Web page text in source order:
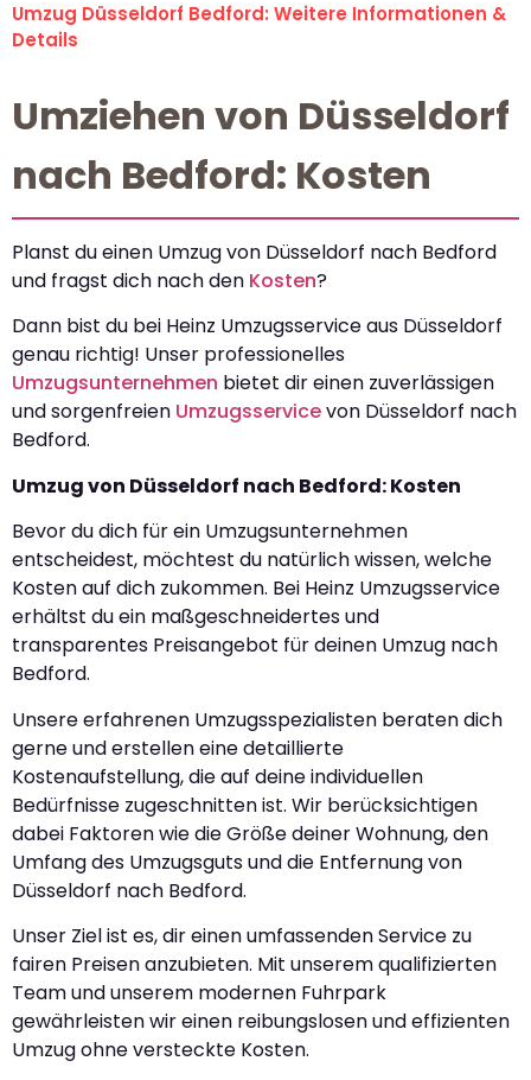
Umzug Düsseldorf Bedford: Weitere Informationen &
Details
Umziehen von Düsseldorf
nach Bedford: Kosten
Planst du einen Umzug von Düsseldorf nach Bedford
und fragst dich nach den Kosten?
Dann bist du bei Heinz Umzugsservice aus Düsseldorf
genau richtig! Unser professionelles
Umzugsunternehmen bietet dir einen zuverlässigen
und sorgenfreien Umzugsservicevon Düsseldorf nach
Bedford.
Umzug von Düsseldorf nach Bedford: Kosten
Bevor du dich für ein Umzugsunternehmen
entscheidest, möchtest du natürlich wissen, welche
Kosten auf dich zukommen. Bei Heinz Umzugsservice
erhältst du ein maßgeschneidertes und
transparentes Preisangebot für deinen Umzug nach
Bedford.
Unsere erfahrenen Umzugsspezialisten beraten dich
gerne und erstellen eine detaillierte
Kostenaufstellung, die auf deine individuellen
Bedürfnisse zugeschnitten ist. Wir berücksichtigen
dabei Faktoren wie die Größe deiner Wohnung, den
Umfang des Umzugsguts und die Entfernung von
Düsseldorf nach Bedford.
Unser Ziel ist es, dir einen umfassenden Service zu
fairen Preisen anzubieten. Mit unserem qualifizierten
Team und unserem modernen Fuhrpark
gewährleisten wir einen reibungslosen und effizienten
Umzug ohne versteckte Kosten.